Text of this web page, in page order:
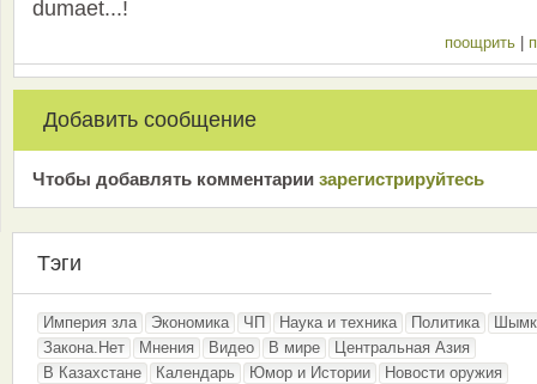
dumaet...!
поощрить
Добавить сообщение
Чтобы добавлять комментарии зарeгиcтрирyйтeсь
Тэги
Империя зла Экономика ЧП Наука и техника Политика
Закона.Нет
Мнения Видео В мире
Центральная Азия
В Казахстане
Календарь Юмор и Истории
Новости оружия